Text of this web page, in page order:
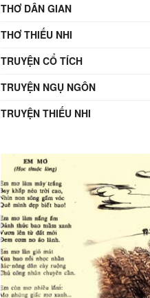
THƠ DÂN GIAN
THƠ THIẾU NHI
TRUYỆN CỔ TÍCH
TRUYỆN NGỤ NGÔN
TRUYỆN THIẾU NHI